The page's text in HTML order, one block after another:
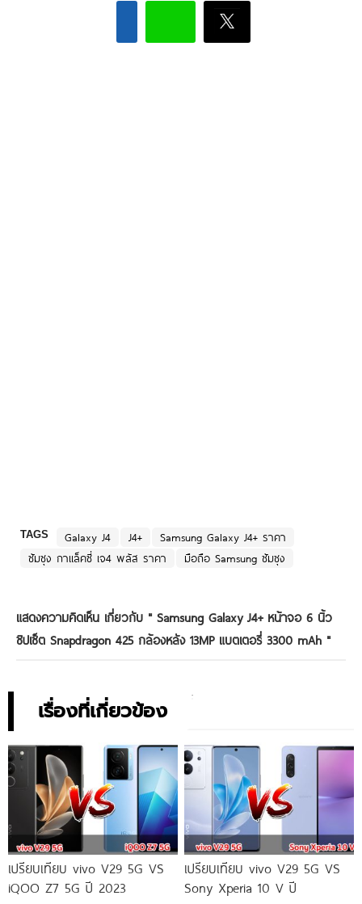
TAGS Galaxy J4 J4+
Samsung Galaxy J4+ ราคา
ซัมซุง กาแล็คซี่ เจ4 พลัส ราคา
มือถือ Samsung ซัมซุง
แสดงความคิดเห็น เกี่ยวกับ " Samsung Galaxy J4+ หน้าจอ 6 นิ้ว
ชิปเซ็ต Snapdragon 425 กล้องหลัง 13MP แบตเตอรี่ 3300 mAh "
เรื่องที่เกี่ยวข้อง
เปรียบเทียบ vivo V29 5G VS
iQOO Z7 5G ปี 2023
เปรียบเทียบ vivo V29 5G VS
Sony Xperia 10 V ปี